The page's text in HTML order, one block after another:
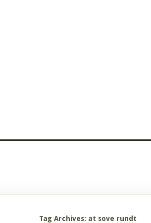
Tag Archives: at sove rundt